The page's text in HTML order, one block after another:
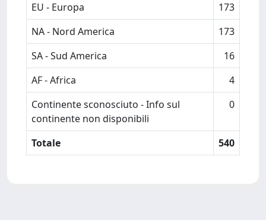
EU - Europa
173
NA - Nord America
173
SA - Sud America
16
AF - Africa
4
Continente sconosciuto - Info sul
continente non disponibili
0
Totale 540